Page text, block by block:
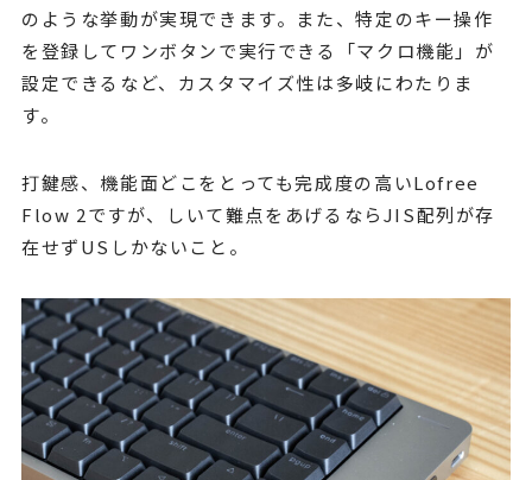
のような挙動が実現できます。また、特定のキー操作
を登録してワンボタンで実行できる「マクロ機能」が
設定できるなど、カスタマイズ性は多岐にわたりま
す。
打鍵感、機能面どこをとっても完成度の高いLofree
Flow 2ですが、しいて難点をあげるならJIS配列が存
在せずUSしかないこと。